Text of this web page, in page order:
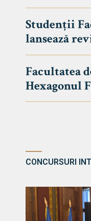
Studenții
lansează
Facultatea
Hexagonul
CONCURSURI